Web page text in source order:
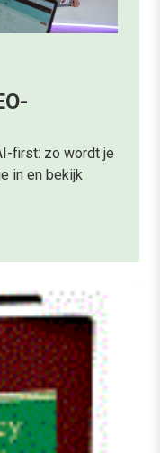
first: zo wordt je
in en bekijk